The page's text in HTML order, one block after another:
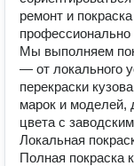
ремонт и
профессионально
Мы выполняем
— от локального
перекраски
марок и моделей,
цвета с
Локальная
Полная покраска